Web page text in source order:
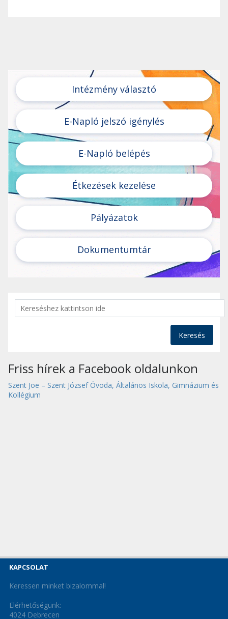
Intézmény választó
E-Napló jelszó igénylés
E-Napló belépés
Étkezések kezelése
Pályázatok
Dokumentumtár
Keresés
Friss hírek a Facebook oldalunkon
Szent Joe – Szent József Óvoda, Általános Iskola, Gimnázium és
Kollégium
KAPCSOLAT
Keressen minket bizalommal!
Elérhetőségünk:
4024 Debrecen